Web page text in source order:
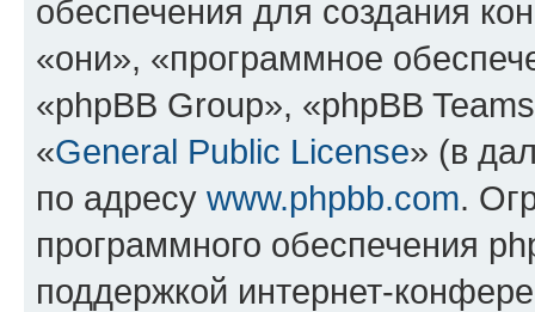
обеспечения для создания
«они», «программное
«phpBB Group», «phpBB
«General Public License» (в
по адресу www.phpbb.com.
программного обеспечения
поддержкой интернет-